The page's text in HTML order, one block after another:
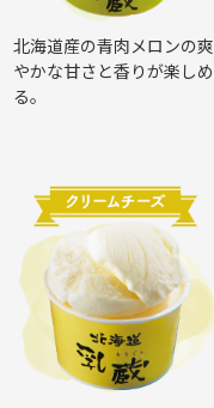
北海道産の青肉メロンの爽
やかな甘さと香りが楽しめ
る。